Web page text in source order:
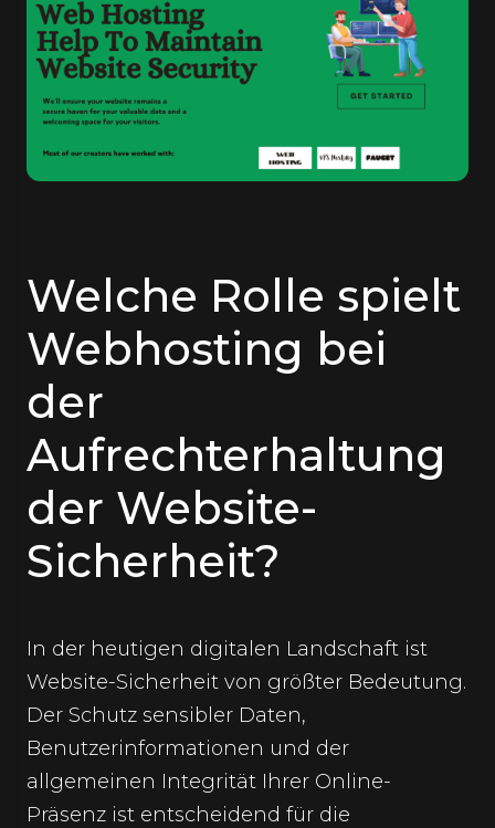
Welche Rolle spielt
Webhosting bei
der
Aufrechterhaltung
der Website-
Sicherheit?
In der heutigen digitalen Landschaft ist
Website-Sicherheit von größter Bedeutung.
Der Schutz sensibler Daten,
Benutzerinformationen und der
allgemeinen Integrität Ihrer Online-
Präsenz ist entscheidend für die